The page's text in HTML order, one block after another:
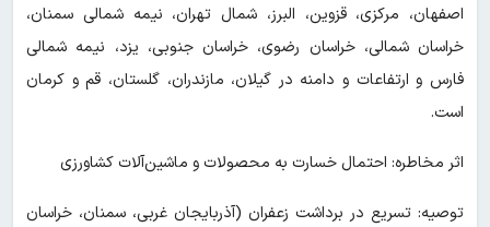
اصفهان، مرکزی، قزوین، البرز، شمال تهران، نیمه شمالی سمنان،
خراسان شمالی، خراسان رضوی، خراسان جنوبی، یزد، نیمه شمالی
فارس و ارتفاعات و دامنه در گیلان، مازندران، گلستان، قم و کرمان
است.
اثر مخاطره: احتمال خسارت به محصولات و ماشین‌آلات کشاورزی
توصیه: تسریع در برداشت زعفران (آذربایجان غربی، سمنان، خراسان